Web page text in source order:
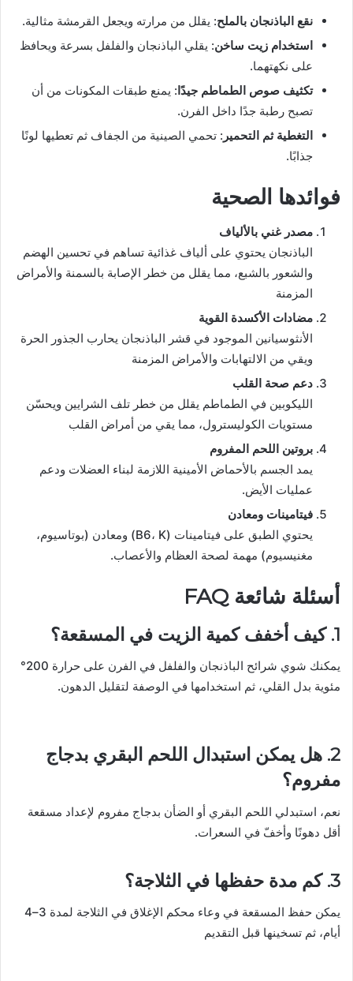
نقع الباذنجان بالملح: يقلل من مرارته ويجعل القرمشة مثالية.
استخدام زيت ساخن: يقلي الباذنجان والفلفل بسرعة ويحافظ
على نكهتهما.
تكثيف صوص الطماطم جيدًا: يمنع طبقات المكونات من أن
تصبح رطبة جدًا داخل الفرن.
التغطية ثم التحمير : تحمي الصينية من الجفاف ثم تعطيها لونًا
جذابًا.
فوائدها الصحية
مصدر غني بالألياف
الباذنجان يحتوي على ألياف غذائية تساهم في تحسين الهضم
والشعور بالشبع، مما يقلل من خطر الإصابة بالسمنة والأمراض
المزمنة
مضادات الأكسدة القوية
الأنثوسيانين الموجود في قشر الباذنجان يحارب الجذور الحرة
ويقي من الالتهابات والأمراض المزمنة
دعم صحة القلب
الليكوبين في الطماطم يقلل من خطر تلف الشرايين ويحسّن
مستويات الكوليسترول، مما يقي من أمراض القلب
بروتين اللحم المفروم
يمد الجسم بالأحماض الأمينية اللازمة لبناء العضلات ودعم
عمليات الأيض.
فيتامينات ومعادن
يحتوي الطبق على فيتامينات (B6، K) ومعادن (بوتاسيوم،
مغنيسيوم) مهمة لصحة العظام والأعصاب.
أسئلة شائعة FAQ
1. كيف أخفف كمية الزيت في المسقعة؟
يمكنك شوي شرائح الباذنجان والفلفل في الفرن على حرارة 200°
مئوية بدل القلي، ثم استخدامها في الوصفة لتقليل الدهون.
2. هل يمكن استبدال اللحم البقري بدجاج
مفروم؟
نعم، استبدلي اللحم البقري أو الضأن بدجاج مفروم لإعداد مسقعة
أقل دهونًا وأخفّ في السعرات.
3. كم مدة حفظها في الثلاجة؟
يمكن حفظ المسقعة في وعاء محكم الإغلاق في الثلاجة لمدة 3–4
أيام، ثم تسخينها قبل التقديم